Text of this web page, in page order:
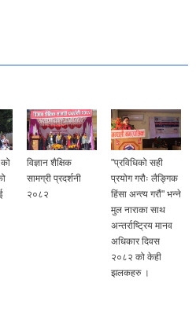
"प्रविधिको सही
प्रयोग गरौः लैङ्गिक
हिंसा अन्त्य गरौं" भन्ने
१७ औ नगर सभा
कार्यक्रम मिति
२०८२/०३/१६ गते ।